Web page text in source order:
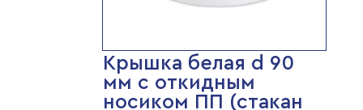
Крышка белая d 90
мм с откидным
носиком ПП (стакан